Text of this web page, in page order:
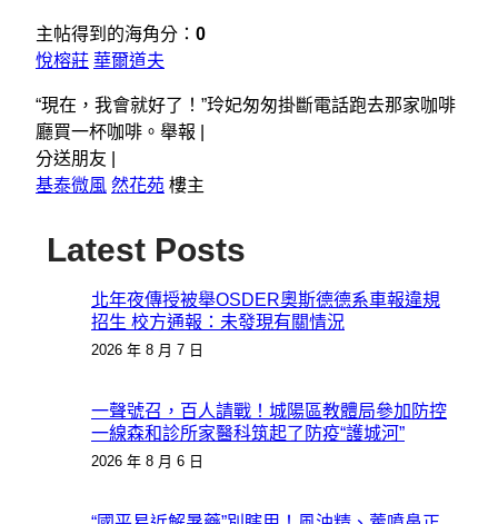
主帖得到的海角分： 0
悅榕莊 華爾道夫
“現在，我會就好了！”玲妃匆匆掛斷電話跑去那家咖啡
廳買一杯咖啡。舉報 |
分送朋友 |
基泰微風 然花苑 樓主
Latest Posts
北年夜傳授被舉OSDER奧斯德德系車報違規
招生 校方通報：未發現有關情況
2026 年 8 月 7 日
一聲號召，百人請戰！城陽區教體局參加防控
一線森和診所家醫科筑起了防疫“護城河”
2026 年 8 月 6 日